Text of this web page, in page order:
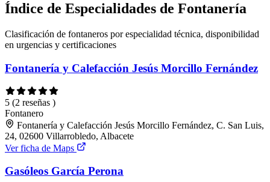
Índice de Especialidades de Fontanería
Clasificación de fontaneros por especialidad técnica, disponibilidad
en urgencias y certificaciones
Fontanería y Calefacción Jesús Morcillo Fernández
5 (2 reseñas )
Fontanero
Fontanería y Calefacción Jesús Morcillo Fernández, C. San Luis,
24, 02600 Villarrobledo, Albacete
Ver ficha de Maps
Gasóleos García Perona